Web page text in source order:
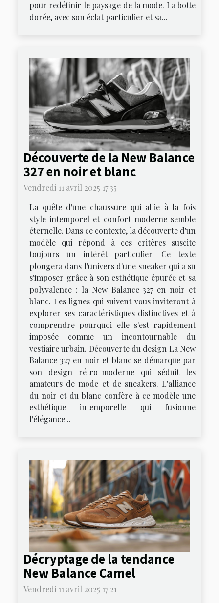
pour redéfinir le paysage de la mode. La botte
dorée, avec son éclat particulier et sa...
Découverte de la New Balance
327 en noir et blanc
Vendredi 11 avril 2025 17:35
La quête d'une chaussure qui allie à la fois
style intemporel et confort moderne semble
éternelle. Dans ce contexte, la découverte d'un
modèle qui répond à ces critères suscite
toujours un intérêt particulier. Ce texte
plongera dans l'univers d'une sneaker qui a su
s'imposer grâce à son esthétique épurée et sa
polyvalence : la New Balance 327 en noir et
blanc. Les lignes qui suivent vous inviteront à
explorer ses caractéristiques distinctives et à
comprendre pourquoi elle s'est rapidement
imposée comme un incontournable du
vestiaire urbain. Découverte du design La New
Balance 327 en noir et blanc se démarque par
son design rétro-moderne qui séduit les
amateurs de mode et de sneakers. L'alliance
du noir et du blanc confère à ce modèle une
esthétique intemporelle qui fusionne
l'élégance...
Décryptage de la tendance
New Balance Camel
Vendredi 11 avril 2025 17:21